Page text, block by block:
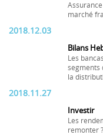
marché
2018.12.03
Bilans
Les
segments
la
2018.11.27
Investir
Les
remonter ?